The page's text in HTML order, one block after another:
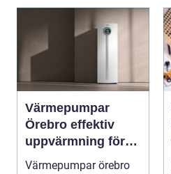
Värmepumpar
Örebro effektiv
uppvärmning för
hus och fastigheter
Värmepumpar örebro